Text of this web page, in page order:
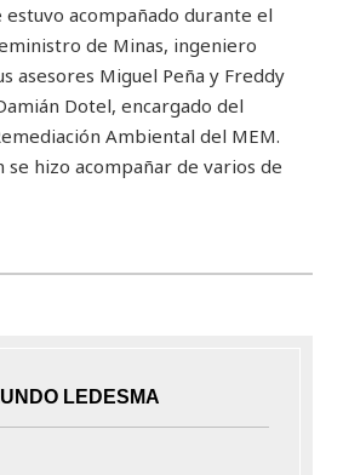
acompañado durante el
de Minas, ingeniero
asesores Miguel Peña y Freddy
Dotel, encargado del
Ambiental del MEM.
se hizo acompañar de varios de
LEDESMA